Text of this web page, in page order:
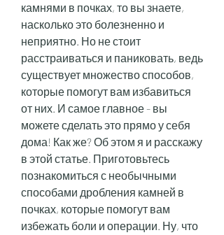
камнями в почках, то вы знаете,
насколько это болезненно и
неприятно. Но не стоит
расстраиваться и паниковать, ведь
существует множество способов,
которые помогут вам избавиться
от них. И самое главное - вы
можете сделать это прямо у себя
дома! Как же? Об этом я и расскажу
в этой статье. Приготовьтесь
познакомиться с необычными
способами дробления камней в
почках, которые помогут вам
избежать боли и операции. Ну, что